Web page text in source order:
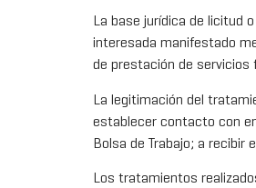
La base jurídica de licitud
interesada manifestado
de prestación de servicios
La legitimación del
establecer contacto con
Bolsa de Trabajo; a recibir
Los tratamientos